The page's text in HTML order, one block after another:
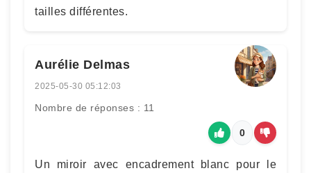
tailles différentes.
Aurélie Delmas
2025-05-30 05:12:03
Nombre de réponses : 11
0
Un miroir avec encadrement blanc pour le